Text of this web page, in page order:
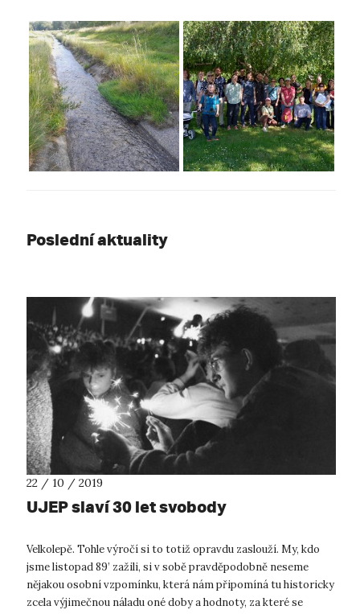
Poslední aktuality
22 / 10 / 2019
UJEP slaví 30 let svobody
Velkolepě. Tohle výročí si to totiž opravdu zaslouží. My, kdo
jsme listopad 89’ zažili, si v sobě pravděpodobně neseme
nějakou osobní vzpomínku, která nám připomíná tu historicky
zcela výjimečnou náladu oné doby a hodnoty, za které se